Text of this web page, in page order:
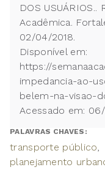
DOS
Acadêmica.
02/04/2018.
Disponível em:
https://
impedancia-ao-
belem-na-visao-
Acessado em:
PALAVRAS CHAVES:
transporte público
planejamento